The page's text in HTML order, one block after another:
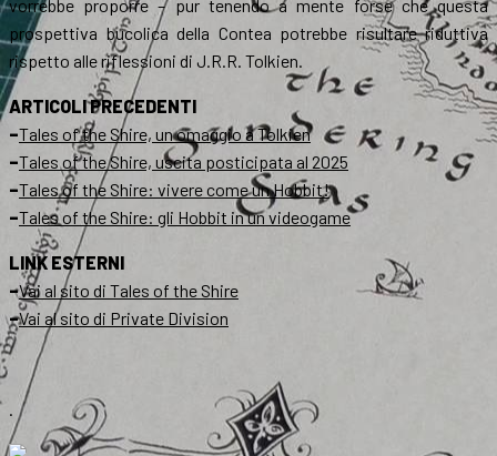
vorrebbe proporre – pur tenendo a mente forse che questa
prospettiva bucolica della Contea potrebbe risultare riduttiva
rispetto alle riflessioni di J.R.R. Tolkien.
ARTICOLI PRECEDENTI
–Tales of the Shire, un omaggio a Tolkien
–Tales of the Shire, uscita posticipata al 2025
–Tales of the Shire: vivere come un Hobbit!
–Tales of the Shire: gli Hobbit in un videogame
LINK ESTERNI
–Vai al sito di Tales of the Shire
–Vai al sito di Private Division